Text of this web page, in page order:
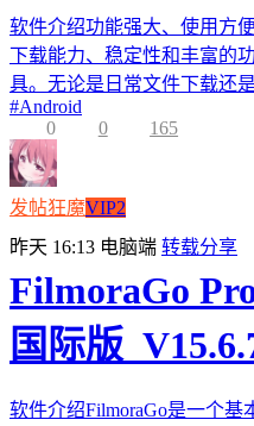
软件介绍功能强大、使用方
下载能力、稳定性和丰富的
具。无论是日常文件下载还
#Android
0
0 165
发帖狂魔VIP2
昨天 16:13 电脑端 转载分享
FilmoraGo
国际版
软件介绍FilmoraGo是一个